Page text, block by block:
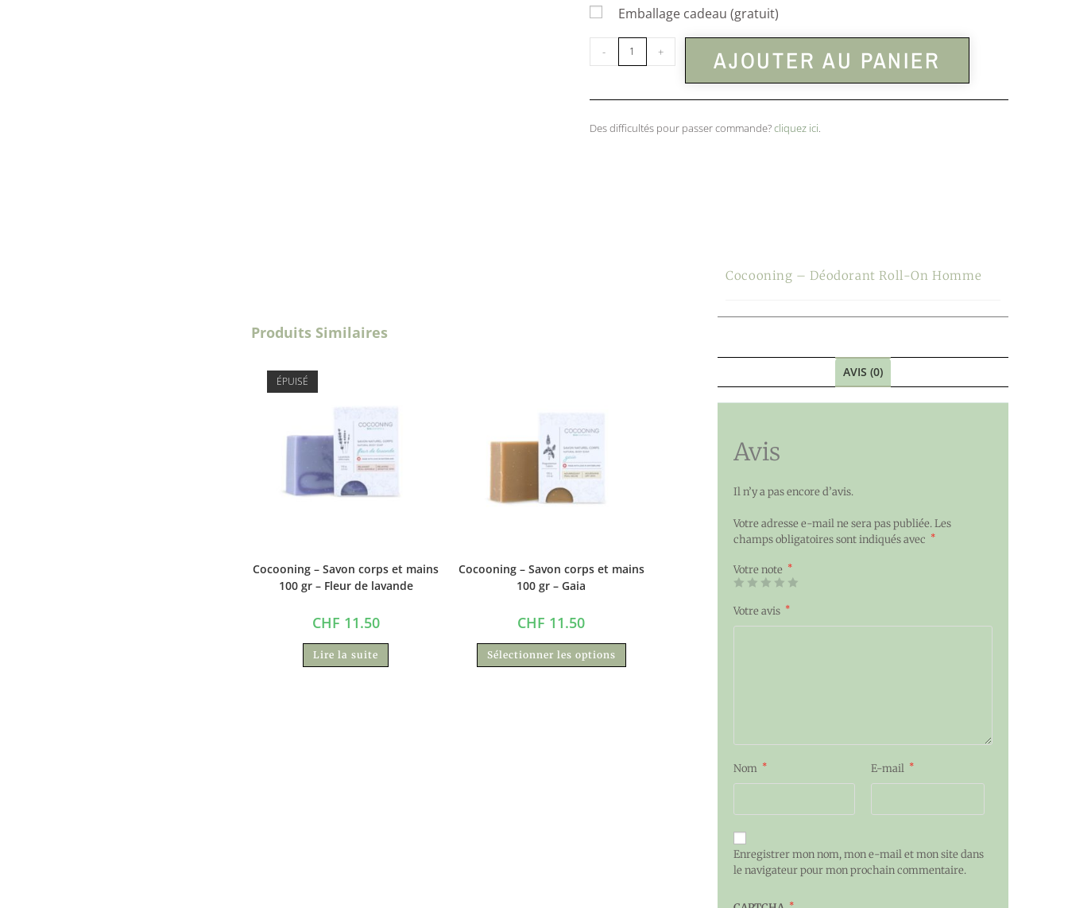
Emballage cadeau (gratuit)
- + AJOUTER AU PANIER
Des difficultés pour passer commande?cliquez ici.
Produits Similaires
ÉPUISÉ
Cocooning – Savon corps et mains
100 gr – Fleur de lavande
CHF 11.50
Lire la suite
Cocooning – Savon corps et mains
100 gr – Gaia
CHF 11.50
Sélectionner les options
Cocooning – Déodorant Roll-On Homme
AVIS (0)
Avis
Il n’y a pas encore d’avis.
Votre adresse e-mail ne sera pas publiée.Les
champs obligatoires sont indiqués avec
*
Votre note *
Votre avis *
Nom * E-mail *
Enregistrer mon nom, mon e-mail et mon site dans
le navigateur pour mon prochain commentaire.
*